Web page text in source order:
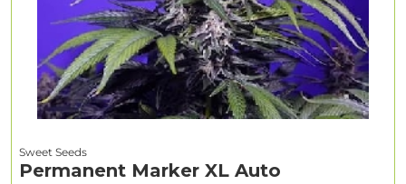
Sweet Seeds
Permanent Marker XL Auto